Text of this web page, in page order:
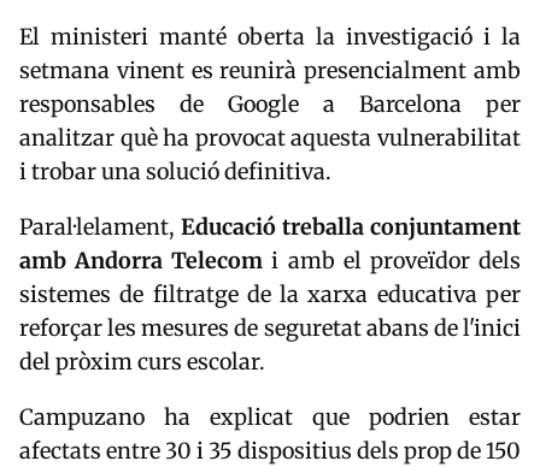
El ministeri manté oberta la investigació i la
setmana vinent es reunirà presencialment amb
responsables de Google a Barcelona per
analitzar què ha provocat aquesta vulnerabilitat
i trobar una solució definitiva.
Paral·lelament, Educació treballa conjuntament
amb Andorra Telecom i amb el proveïdor dels
sistemes de filtratge de la xarxa educativa per
reforçar les mesures de seguretat abans de l'inici
del pròxim curs escolar.
Campuzano ha explicat que podrien estar
afectats entre 30 i 35 dispositius dels prop de 150